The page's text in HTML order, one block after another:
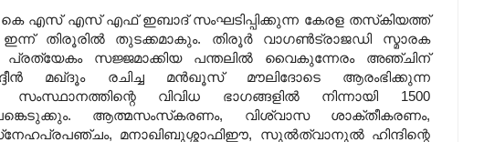
എസ് എസ് എഫ് ഇബാദ് സംഘടിപ്പിക്കുന്ന കേരള തസ്‌കിയത്ത്
തിരൂരില്‍ തുടക്കമാകും. തിരൂര്‍ വാഗണ്‍ട്രാജഡി സ്മാരക
പ്രത്യേകം സജ്ജമാക്കിയ പന്തലില്‍ വൈകുന്നേരം അഞ്ചിന്
മഖ്ദൂം രചിച്ച മന്‍ഖൂസ് മൗലിദോടെ ആരംഭിക്കുന്ന
വിവിധ ഭാഗങ്ങളില്‍ നിന്നായി 1500
ആത്മസംസ്‌കരണം, വിശ്വാസ ശാക്തീകരണം,
മനാഖിബുശ്ശാഫിഈ, സുല്‍ത്വാനുല്‍ ഹിന്ദിന്റെ